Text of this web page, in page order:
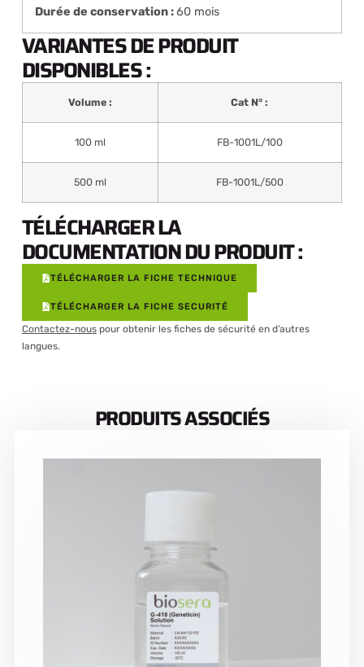
Durée de conservation :60 mois
VARIANTES DE PRODUIT
DISPONIBLES :
Volume : Cat N° :
100 ml FB-1001L/100
500 ml FB-1001L/500
TÉLÉCHARGER LA
DOCUMENTATION DU PRODUIT :
TÉLÉCHARGER LA FICHE TECHNIQUE
TÉLÉCHARGER LA FICHE SECURITÉ
Contactez-nouspour obtenir les fiches de sécurité en d’autres
langues.
PRODUITS ASSOCIÉS